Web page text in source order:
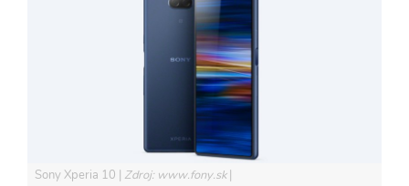
Sony Xperia 10 Zdroj: www.fony.sk